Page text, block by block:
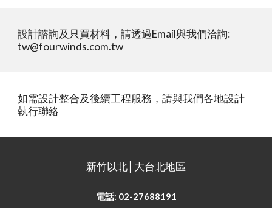
設計諮詢及只買材料，請透過Email與我們洽詢:
tw@fourwinds.com.tw
如需設計整合及後續工程服務，請與我們各地設計
執行聯絡
新竹以北│大台北地區
電話: 02-27688191